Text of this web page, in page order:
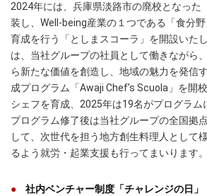
2024年には、兵庫県淡路市の廃校となった
装し、Well-being産業の１つである「食分
育成を行う「としまスコーラ」を開設いた
は、当社グループの社員として働きながら
ら新たな価値を創造し、地域の魅力を発信
成プログラム「Awaji Chef’s Scuola」を開
シェフを育成、2025年は19名がプログラム
プログラム修了後は当社グループの全国拠
して、次世代を担う地方創生料理人として
るよう就労・起業支援も行ってまいります。
社内ベンチャー制度「チャレンジの日」